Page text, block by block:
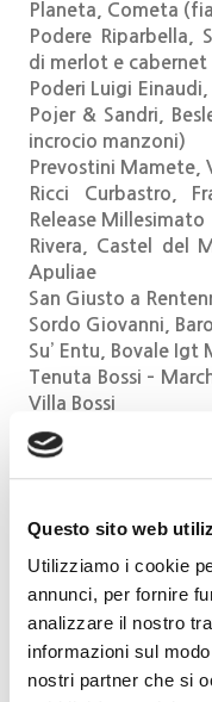
Questo sito web
Utilizziamo i cookie
annunci, per fornire
analizzare il nostro
informazioni sul
nostri partner che si
Planeta, Cometa
Podere Riparbella,
di merlot e cabernet
Poderi Luigi
Pojer & Sandri,
incrocio manzoni)
Prevostini Mamete,
Ricci Curbastro,
Release Millesimato
Rivera, Castel del
Apuliae
San Giusto a
Sordo Giovanni,
Su’ Entu, Bovale Igt
Tenuta Bossi –
Villa Bossi
Tenuta Carretta,
Tenuta di
Carapace
Tenuta
Campo dei Gigli
Terre Bianche,
Torre Fornello,
Venica & Venica,